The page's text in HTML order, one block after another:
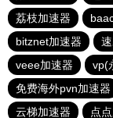
荔枝加速器
bitznet加速器
veee加速器
vp(
免费海外pvn加速器
云梯加速器
点